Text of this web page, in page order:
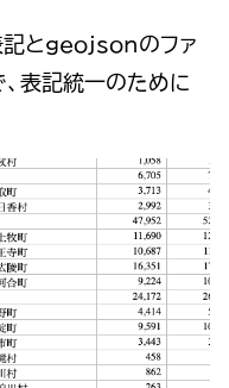
記とgeojsonのファ
表記統一のために